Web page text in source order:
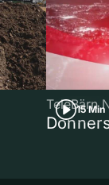
15 Min
TeleBärn